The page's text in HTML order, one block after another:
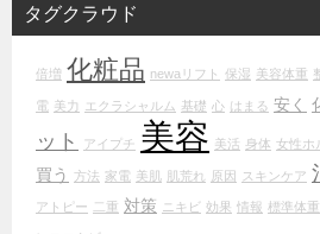
タグクラウド
倍増 化粧品 newaリフト 保湿 美容体重
電 美力 エクラシャルム 基礎 心 はまる 安く
ット
アイプチ 美容 美活 身体 女性ホ
買う 方法 家電 美肌 肌荒れ 原因 スキンケア
アトピー 二重 対策 ニキビ 効果 情報 標準体重